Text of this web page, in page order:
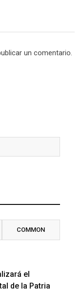
un comentario.
COMMON
el
de la Patria